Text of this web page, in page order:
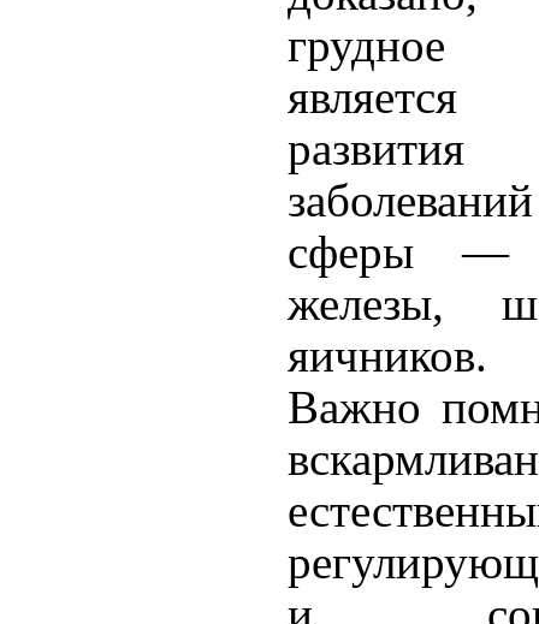
грудное
является
развития
сферы
железы,
яичников.
Важно